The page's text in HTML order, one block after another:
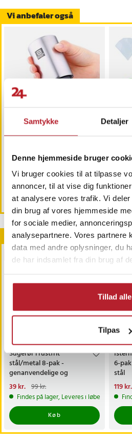
Samtykke Detaljer
Denne hjemmeside bruger
Vi bruger cookies til at tilpasse
annoncer, til at vise dig
at analysere vores trafik. Vi
din brug af vores hjemmeside
for sociale medier,
analysepartnere. Vores partnere
data med andre oplysninger, du
de har indsamlet fra din brug af
Tillad alle
Tilpas
Vi anbefaler også
Automatisk kapselåbner/
49 kr.Tidligere pris:89 kr.
Findes på lager, Leveres i løbet af 1-2
Køb
9 kr.
Andre købte også
GAVEIDÉ
Sugerør i rustfrit
stål/metal 8-pak -
genanvendelige og
miljøvenlige
Nuværende pris
39 kr.Tidligere pris:99 kr.
39 kr. 99 kr.
Findes på lager, Leveres i løbet af 1-2
Køb
GAVEIDÉ
6-
stål
119 kr.
119 kr.